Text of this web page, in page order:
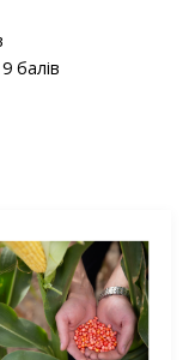
балів